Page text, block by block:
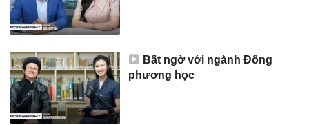
Bất ngờ với ngành Đông
phương học